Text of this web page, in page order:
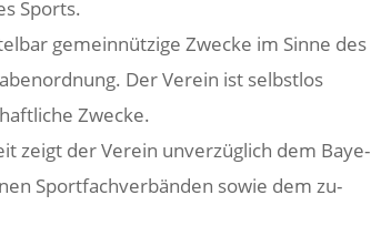
Sports.
gemeinnützige Zwecke im Sinne des
Der Verein ist selbstlos
Zwecke.
zeigt der Verein unverzüglich dem Baye-
Sportfachverbänden sowie dem zu-